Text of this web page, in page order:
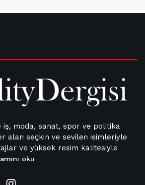
iş, moda, sanat, spor ve politika
alan seçkin ve sevilen isimleriyle
ve yüksek resim kalitesiyle
oku